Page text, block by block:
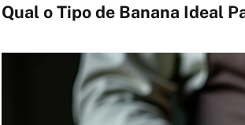
Qual o Tipo de Banana Ideal